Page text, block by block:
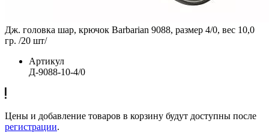
Дж. головка шар, крючок Barbarian 9088, размер 4/0, вес 10,0
гр. /20 шт/
Артикул
Д-9088-10-4/0
Цены и добавление товаров в корзину будут доступны после
регистрации.